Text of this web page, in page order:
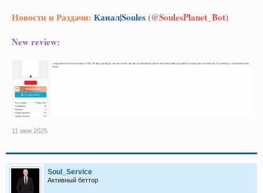
Новости и Раздачи: Канал|Soules(@SoulesPlanet_Bot)
New review:
11 июн 2025
Soul_Service
Активный беттор